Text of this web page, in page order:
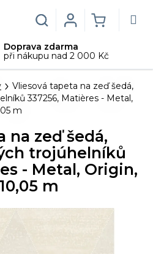
Doprava zdarma
při nákupu nad 2 000 Kč
Hledat
KOŠÍK
Login
Vliesová tapeta na zeď šedá,
337256, Matières - Metal,
m
na zeď šedá,
trojúhelníků
- Metal, Origin,
m